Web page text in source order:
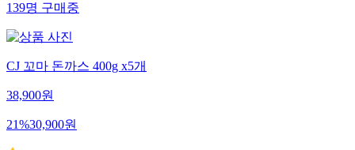
139명 구매중
CJ 꼬마 돈까스 400g x5개
38,900원
21%30,900원